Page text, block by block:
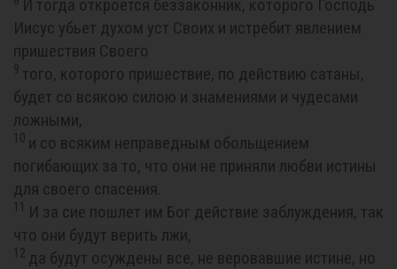
И тогда откроется беззаконник, которого Господь
Иисус убьет духом уст Своих и истребит явлением
пришествия Своего
9 того, которого пришествие, по действию сатаны,
будет со всякою силою и знамениями и чудесами
ложными,
10 и со всяким неправедным обольщением
погибающих за то, что они не приняли любви истины
для своего спасения.
И за сие пошлет им Бог действие заблуждения, так
что они будут верить лжи,
12 да будут осуждены все, не веровавшие истине, но